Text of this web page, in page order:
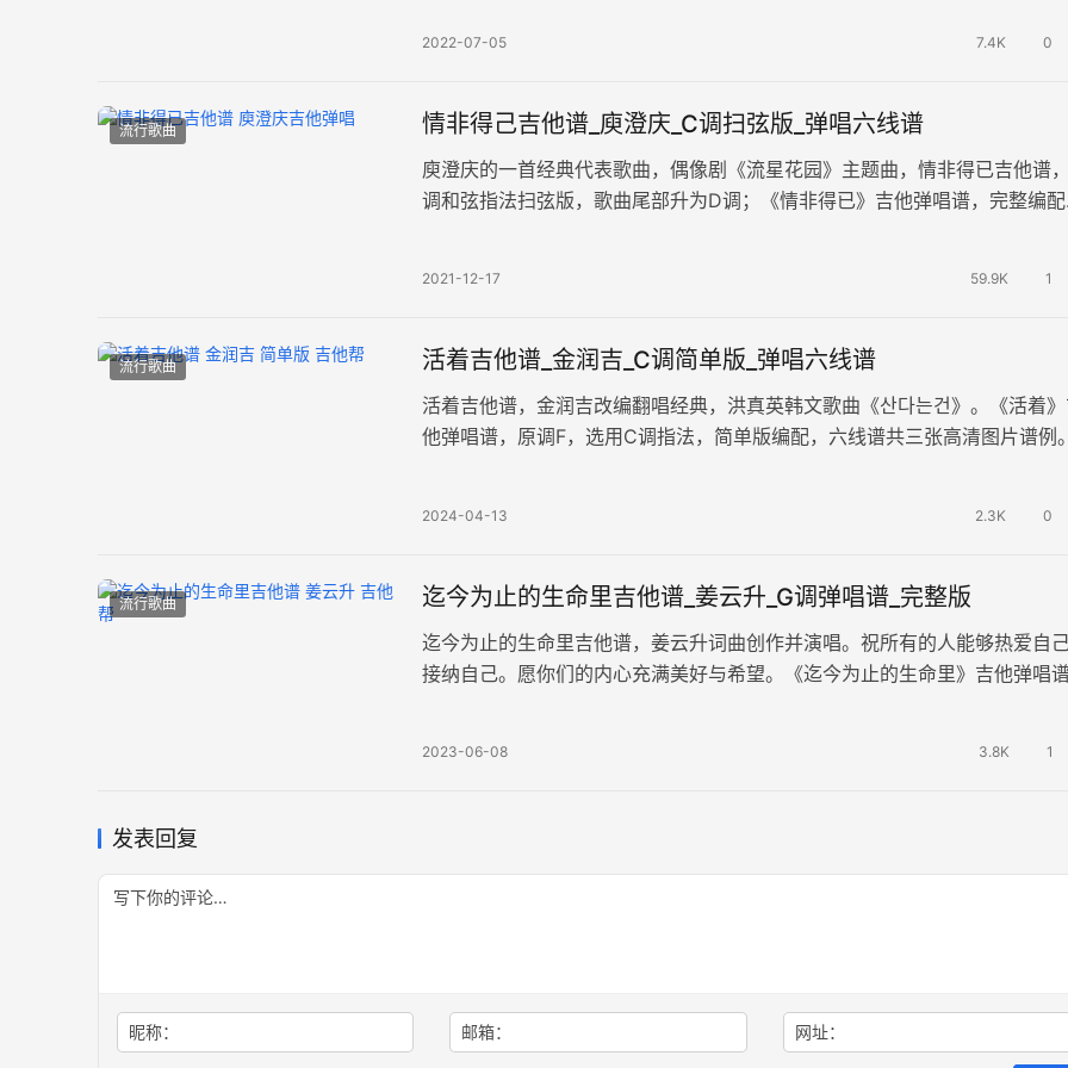
2022-07-05 7.4K 0
流行歌曲 情非得己吉他谱_庾澄庆_C调扫弦版_弹唱六线谱
庾澄庆的一首经典代表歌曲，偶像剧《流星花园》主题曲，情非得已吉他谱
调和弦指法扫弦版，歌曲尾部升为D调；《情非得已》吉他弹唱谱，完整编配
2021-12-17 59.9K 1
流行歌曲 活着吉他谱_金润吉_C调简单版_弹唱六线谱
活着吉他谱，金润吉改编翻唱经典，洪真英韩文歌曲《산다는건》。《活着
他弹唱谱，原调F，选用C调指法，简单版编配，六线谱共三张高清图片谱例
2024-04-13 2.3K 0
流行歌曲 迄今为止的生命里吉他谱_姜云升_G调弹唱谱_完整版
迄今为止的生命里吉他谱，姜云升词曲创作并演唱。祝所有的人能够热爱自己
接纳自己。愿你们的内心充满美好与希望。《迄今为止的生命里》吉他弹唱
2023-06-08 3.8K 1
发表回复
昵称： 邮箱： 网址：